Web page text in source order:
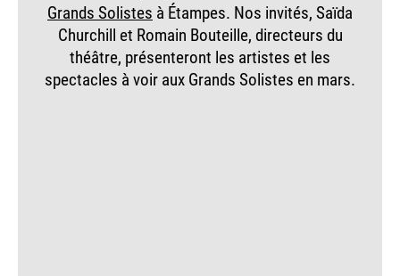
Grands Solistes à Étampes. Nos invités, Saïda
Churchill et Romain Bouteille, directeurs du
théâtre, présenteront les artistes et les
spectacles à voir aux Grands Solistes en mars.